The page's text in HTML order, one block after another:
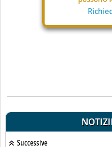
Successive